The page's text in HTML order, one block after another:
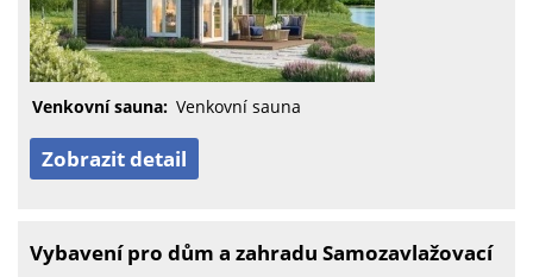
Venkovní sauna: Venkovní sauna
Zobrazit detail
Vybavení pro dům a zahradu Samozavlažovací